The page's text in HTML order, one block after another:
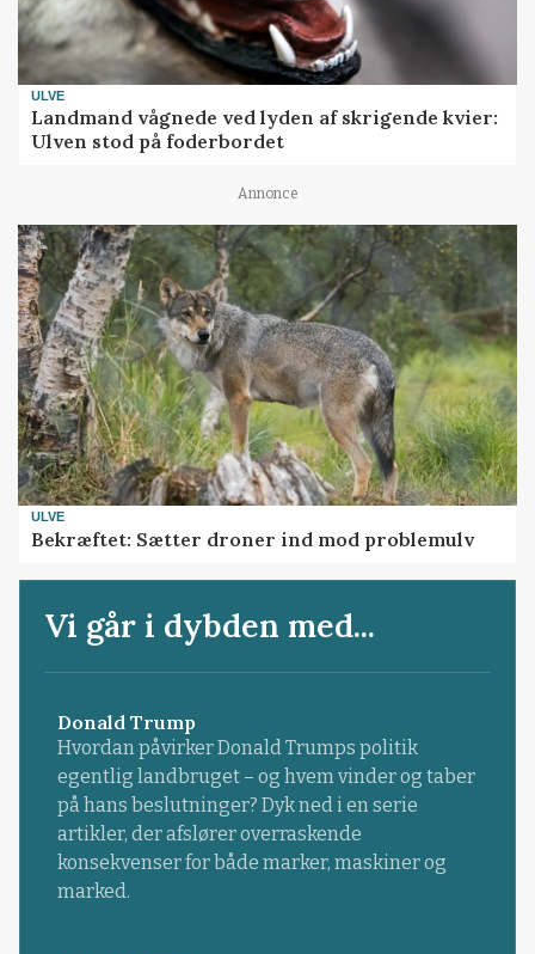
ULVE
Landmand vågnede ved lyden af skrigende kvier:
Ulven stod på foderbordet
Annonce
ULVE
Bekræftet: Sætter droner ind mod problemulv
Vi går i dybden med...
Donald Trump
Hvordan påvirker Donald Trumps politik
egentlig landbruget – og hvem vinder og taber
på hans beslutninger? Dyk ned i en serie
artikler, der afslører overraskende
konsekvenser for både marker, maskiner og
marked.